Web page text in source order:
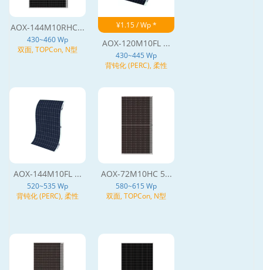
AOX-144M10RHC...
430~460 Wp
双面, TOPCon, N型
¥1.15 / Wp *
AOX-120M10FL ...
430~445 Wp
背钝化 (PERC), 柔性
AOX-144M10FL ...
520~535 Wp
背钝化 (PERC), 柔性
AOX-72M10HC 5...
580~615 Wp
双面, TOPCon, N型